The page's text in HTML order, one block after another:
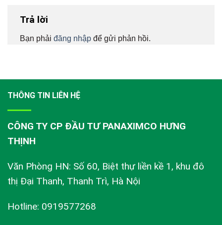
Trả lời
Bạn phải đăng nhập để gửi phản hồi.
THÔNG TIN LIÊN HỆ
CÔNG TY CP ĐẦU TƯ PANAXIMCO HƯNG
THỊNH
Văn Phòng HN: Số 60, Biệt thự liền kề 1, khu đô
thị Đại Thanh, Thanh Trì, Hà Nội
Hotline: 0919577268